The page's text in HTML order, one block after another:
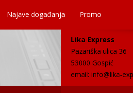
Najave događanja Promo
Lika Express
Pazariška ulica 36
53000 Gospić
email: info@lika-